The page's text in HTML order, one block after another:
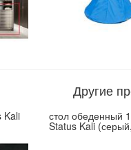
Другие
Kali стол обеденный
Status Kali